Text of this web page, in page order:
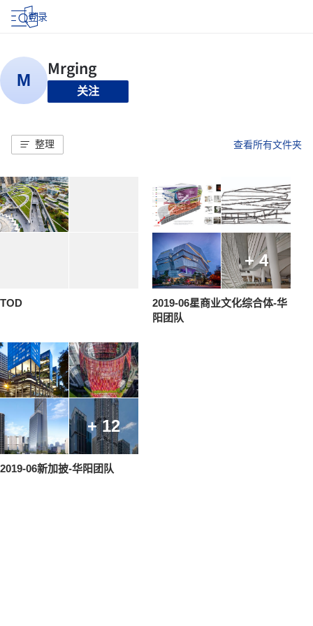
登录
关注
整理 查看所有文件夹
TOD
+ 4
2019-06星商业文化综合体-华
阳团队
+ 12
2019-06新加披-华阳团队